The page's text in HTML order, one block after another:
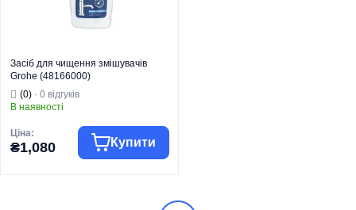
Засіб для чищення змішувачів
Grohe (48166000)
(0) · 0 відгуків
В наявності
Ціна:
₴1,080 Купити